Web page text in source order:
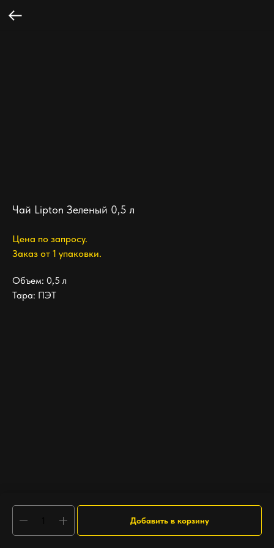
Чай Lipton Зеленый 0,5 л
Добавить в корзину
Цена по запросу.
Заказ от 1 упаковки.
Объем: 0,5 л
Тара: ПЭТ